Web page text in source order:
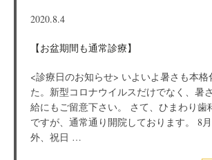
2020.8.4
【お盆期間も通常診療】
<診療日のお知らせ> いよいよ暑さも本格
た。新型コロナウイルスだけでなく、暑
給にもご留意下さい。 さて、ひまわり歯
ですが、通常通り開院しております。 8
外、祝日 …